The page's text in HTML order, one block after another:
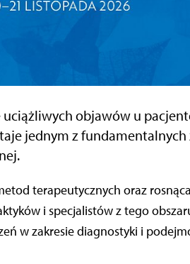
uciążliwych objawów u
jednym z fundamentalnych
terapeutycznych oraz
i specjalistów z tego
w zakresie diagnostyki i